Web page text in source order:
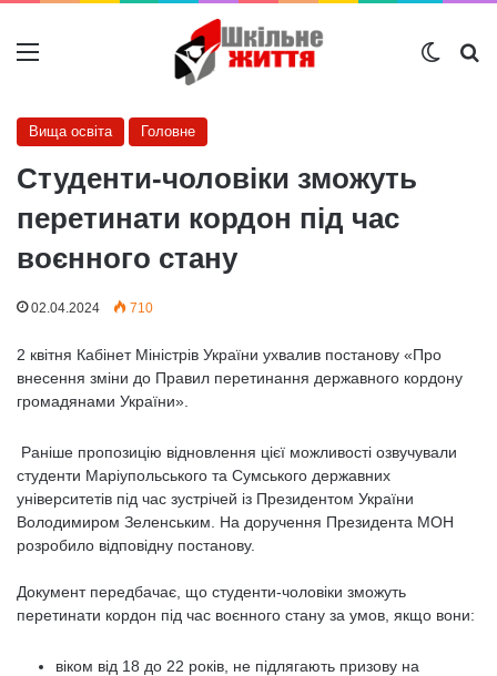
Меню
Вища освіта Головне
Студенти-чоловіки зможуть
перетинати кордон під час
воєнного стану
02.04.2024 710
2 квітня Кабінет Міністрів України ухвалив постанову «Про
внесення зміни до Правил перетинання державного кордону
громадянами України».
Раніше пропозицію відновлення цієї можливості озвучували
студенти Маріупольського та Сумського державних
університетів під час зустрічей із Президентом України
Володимиром Зеленським. На доручення Президента МОН
розробило відповідну постанову.
Документ передбачає, що студенти-чоловіки зможуть
перетинати кордон під час воєнного стану за умов, якщо вони:
віком від 18 до 22 років, не підлягають призову на